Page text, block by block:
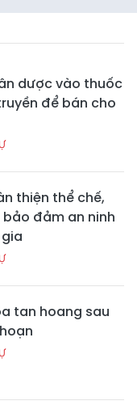
dược vào thuốc
để bán cho
thiện thể chế,
đảm an ninh
tan hoang sau